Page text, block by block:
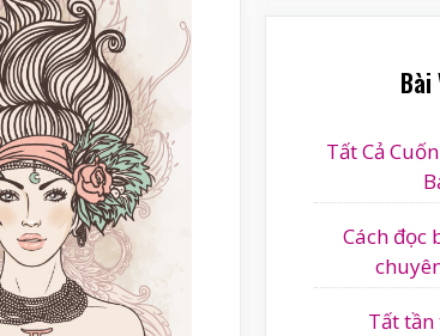
Bài
Tất Cả
Cách đọc
Tất